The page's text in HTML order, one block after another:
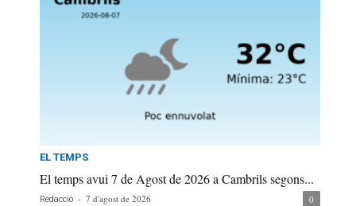
EL TEMPS
El temps avui 7 de Agost de 2026 a Cambrils segons...
Redacció - 7 d'agost de 2026 0